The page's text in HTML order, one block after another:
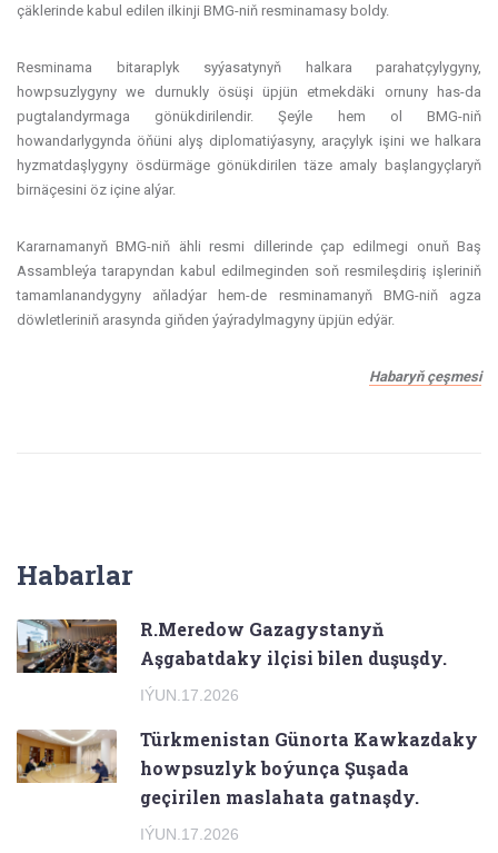
çäklerinde kabul edilen ilkinji BMG-niň resminamasy boldy.
Resminama bitaraplyk syýasatynyň halkara parahatçylygyny,
howpsuzlygyny we durnukly ösüşi üpjün etmekdäki ornuny has-da
pugtalandyrmaga gönükdirilendir. Şeýle hem ol BMG-niň
howandarlygynda öňüni alyş diplomatiýasyny, araçylyk işini we halkara
hyzmatdaşlygyny ösdürmäge gönükdirilen täze amaly başlangyçlaryň
birnäçesini öz içine alýar.
Kararnamanyň BMG-niň ähli resmi dillerinde çap edilmegi onuň Baş
Assambleýa tarapyndan kabul edilmeginden soň resmileşdiriş işleriniň
tamamlanandygyny aňladýar hem-de resminamanyň BMG-niň agza
döwletleriniň arasynda giňden ýaýradylmagyny üpjün edýär.
Habaryň çeşmesi
Habarlar
R.Meredow Gazagystanyň
Aşgabatdaky ilçisi bilen duşuşdy.
IÝUN.17.2026
Türkmenistan Günorta Kawkazdaky
howpsuzlyk boýunça Şuşada
geçirilen maslahata gatnaşdy.
IÝUN.17.2026